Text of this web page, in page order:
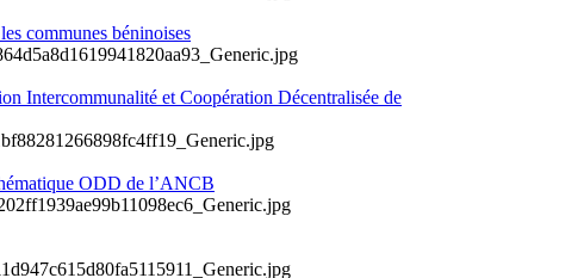
communes béninoises
Intercommunalité et Coopération Décentralisée de
ODD de l’ANCB